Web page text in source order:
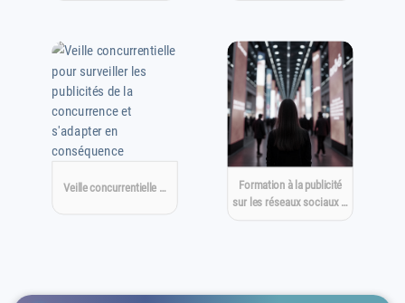
Veille concurrentielle … Formation à la publicité
sur les réseaux sociaux …